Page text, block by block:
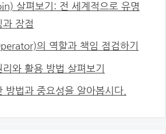
살펴보기: 전 세계적으로 유명
장점
의 역할과 책임 점검하기
와 활용 방법 살펴보기
방법과 중요성을 알아봅시다.